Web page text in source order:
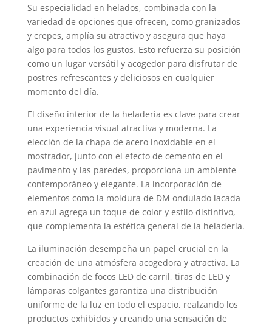
Su especialidad en helados, combinada con la
variedad de opciones que ofrecen, como granizados
y crepes, amplía su atractivo y asegura que haya
algo para todos los gustos. Esto refuerza su posición
como un lugar versátil y acogedor para disfrutar de
postres refrescantes y deliciosos en cualquier
momento del día.
El diseño interior de la heladería es clave para crear
una experiencia visual atractiva y moderna. La
elección de la chapa de acero inoxidable en el
mostrador, junto con el efecto de cemento en el
pavimento y las paredes, proporciona un ambiente
contemporáneo y elegante. La incorporación de
elementos como la moldura de DM ondulado lacada
en azul agrega un toque de color y estilo distintivo,
que complementa la estética general de la heladería.
La iluminación desempeña un papel crucial en la
creación de una atmósfera acogedora y atractiva. La
combinación de focos LED de carril, tiras de LED y
lámparas colgantes garantiza una distribución
uniforme de la luz en todo el espacio, realzando los
productos exhibidos y creando una sensación de